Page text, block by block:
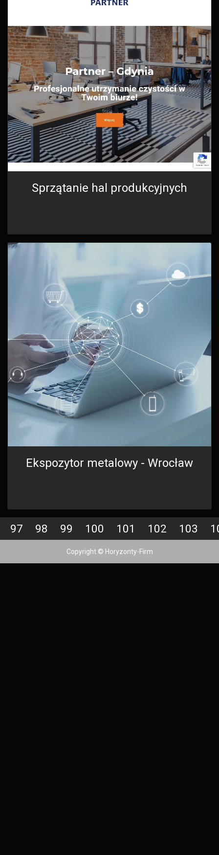
Sprzątanie hal produkcyjnych
Ekspozytor metalowy - Wrocław
97 98 99 100 101 102 103
Copyright © Horyzonty-Firm